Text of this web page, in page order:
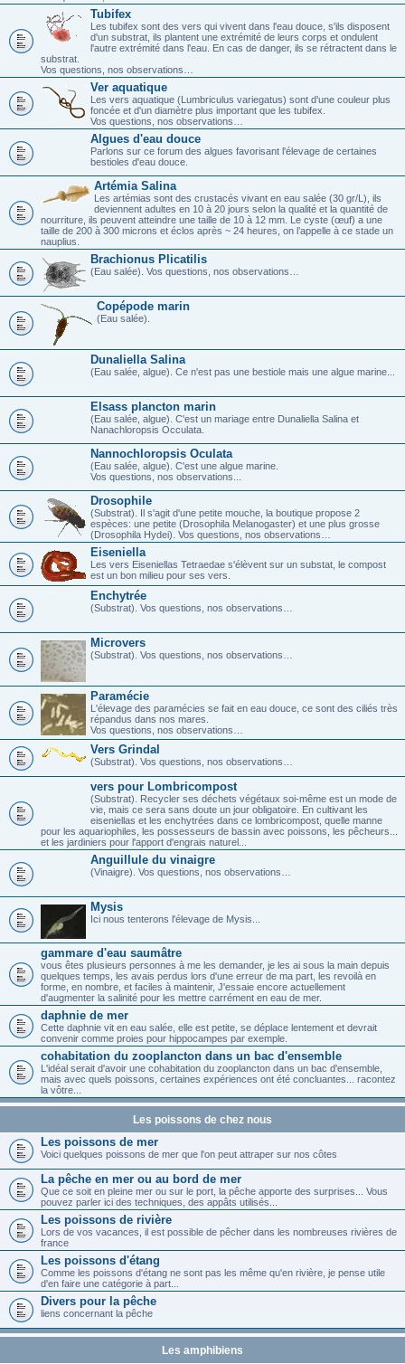
Tubifex
Les tubifex sont des vers qui vivent dans l'eau douce, s'ils disposent
d'un substrat, ils plantent une extrémité de leurs corps et ondulent
l'autre extrémité dans l'eau. En cas de danger, ils se rétractent dans le
substrat.
Vos questions, nos observations…
Ver aquatique
Les vers aquatique (Lumbriculus variegatus) sont d'une couleur plus
foncée et d'un diamètre plus important que les tubifex.
Vos questions, nos observations…
Algues d'eau douce
Parlons sur ce forum des algues favorisant l'élevage de certaines
bestioles d'eau douce.
Artémia Salina
Les artémias sont des crustacés vivant en eau salée (30 gr/L), ils
deviennent adultes en 10 à 20 jours selon la qualité et la quantité de
nourriture, ils peuvent atteindre une taille de 10 à 12 mm. Le cyste (œuf) a une
taille de 200 à 300 microns et éclos après ~ 24 heures, on l’appelle à ce stade un
nauplius.
Brachionus Plicatilis
(Eau salée). Vos questions, nos observations…
Copépode marin
(Eau salée).
Dunaliella Salina
(Eau salée, algue). Ce n'est pas une bestiole mais une algue marine...
Elsass plancton marin
(Eau salée, algue). C'est un mariage entre Dunaliella Salina et
Nanachloropsis Occulata.
Nannochloropsis Oculata
(Eau salée, algue). C'est une algue marine.
Vos questions, nos observations...
Drosophile
(Substrat). Il s'agit d'une petite mouche, la boutique propose 2
espèces: une petite (Drosophila Melanogaster) et une plus grosse
(Drosophila Hydei). Vos questions, nos observations…
Eiseniella
Les vers Eiseniellas Tetraedae s'élèvent sur un substat, le compost
est un bon milieu pour ses vers.
Enchytrée
(Substrat). Vos questions, nos observations…
Microvers
(Substrat). Vos questions, nos observations…
Paramécie
L'élevage des paramécies se fait en eau douce, ce sont des ciliés très
répandus dans nos mares.
Vos questions, nos observations…
Vers Grindal
(Substrat). Vos questions, nos observations…
vers pour Lombricompost
(Substrat). Recycler ses déchets végétaux soi-même est un mode de
vie, mais ce sera sans doute un jour obligatoire. En cultivant les
eiseniellas et les enchytrées dans ce lombricompost, quelle manne
pour les aquariophiles, les possesseurs de bassin avec poissons, les pêcheurs...
et les jardiniers pour l'apport d'engrais naturel...
Anguillule du vinaigre
(Vinaigre). Vos questions, nos observations…
Mysis
Ici nous tenterons l'élevage de Mysis...
gammare d'eau saumâtre
vous êtes plusieurs personnes à me les demander, je les ai sous la main depuis
quelques temps, les avais perdus lors d'une erreur de ma part, les revoilà en
forme, en nombre, et faciles à maintenir, J'essaie encore actuellement
d'augmenter la salinité pour les mettre carrément en eau de mer.
daphnie de mer
Cette daphnie vit en eau salée, elle est petite, se déplace lentement et devrait
convenir comme proies pour hippocampes par exemple.
cohabitation du zooplancton dans un bac d'ensemble
L'idéal serait d'avoir une cohabitation du zooplancton dans un bac d'ensemble,
mais avec quels poissons, certaines expériences ont été concluantes... racontez
la vôtre...
Les poissons de chez nous
Les poissons de mer
Voici quelques poissons de mer que l'on peut attraper sur nos côtes
La pêche en mer ou au bord de mer
Que ce soit en pleine mer ou sur le port, la pêche apporte des surprises... Vous
pouvez parler ici des techniques, des appâts utilisés...
Les poissons de rivière
Lors de vos vacances, il est possible de pêcher dans les nombreuses rivières de
france
Les poissons d'étang
Comme les poissons d'étang ne sont pas les même qu'en rivière, je pense utile
d'en faire une catégorie à part...
Divers pour la pêche
liens concernant la pêche
Les amphibiens